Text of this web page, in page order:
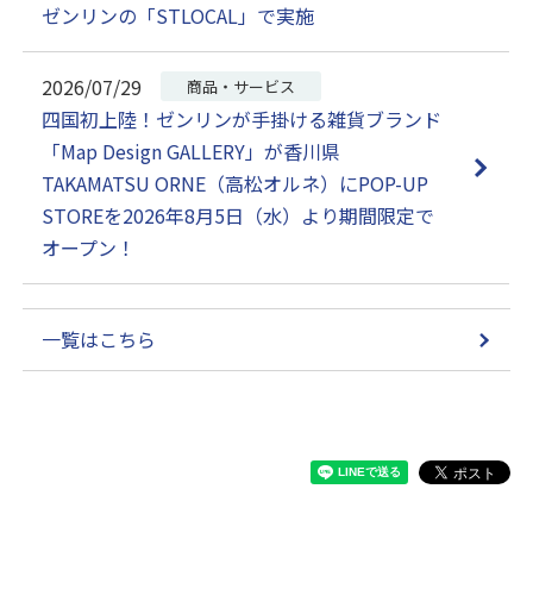
ゼンリンの「STLOCAL」で実施
2026/07/29 商品・サービス
四国初上陸！ゼンリンが手掛ける雑貨ブランド
「Map Design GALLERY」が香川県
TAKAMATSU ORNE（高松オルネ）にPOP-UP
STOREを2026年8月5日（水）より期間限定で
オープン！
一覧はこちら